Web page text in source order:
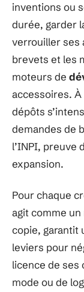
inventions ou
durée, garder
verrouiller ses
brevets et les
moteurs de
accessoires.
dépôts
demandes de
l’INPI, preuve
expansion.
Pour chaque
agit comme
copie, garantit
leviers pour
licence de ses
mode ou de